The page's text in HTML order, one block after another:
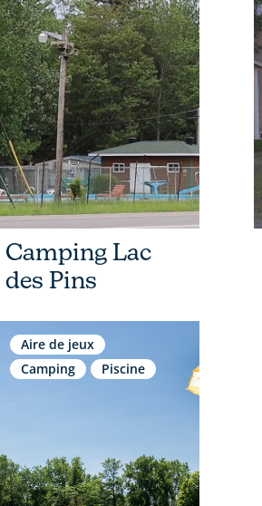
Camping Lac
des Pins
Aire de jeux
Camping
Piscine